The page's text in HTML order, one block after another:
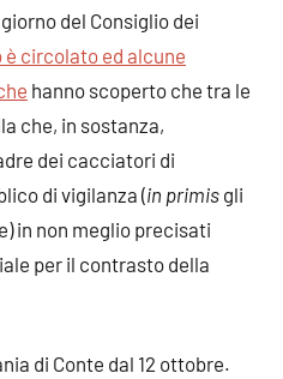
del Consiglio dei
è circolato ed alcune
hanno scoperto che tra le
che, in sostanza,
dei cacciatori di
di vigilanza (in primis gli
in non meglio precisati
per il contrasto della
di Conte dal 12 ottobre.